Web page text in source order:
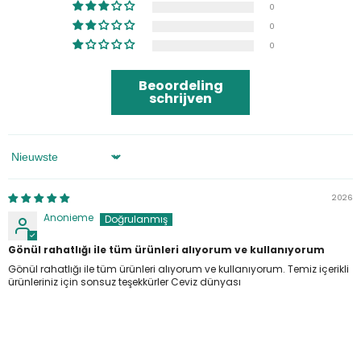
0
0
0
Beoordeling
schrijven
Sorteren Op
2026
Anonieme
Gönül rahatlığı ile tüm ürünleri alıyorum ve kullanıyorum
Gönül rahatlığı ile tüm ürünleri alıyorum ve kullanıyorum. Temiz içerikli
ürünleriniz için sonsuz teşekkürler Ceviz dünyası